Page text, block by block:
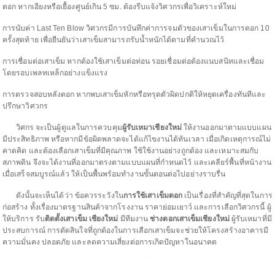
ตอก หากเอียงหรือเยื้องศูนย์เกิน 5 ซม. ต้องรีบแจ้งวิศวกรเพื่อวิเคราะห์ใหม่
การนับค่า Last Ten Blow วิศวกรมีการบันทึกค่าการจมตัวของเสาเข็มในการตอก 10
ครั้งสุดท้าย เพื่อยืนยันว่าเสาเข็มสามารถรับน้ำหนักได้ตามที่คำนวณไว้
การเชื่อมต่อเสาเข็ม หากต้องใช้เสาเข็มต่อท่อน รอยเชื่อมต่อต้องแนบสนิทและเชื่อม
โดยรอบเพลทเหล็กอย่างแข็งแรง
การตรวจสอบหลังตอก หากพบเสาเข็มหักหรือทรุดตัวผิดปกติให้หยุดเครื่องทันทีและ
ปรึกษาวิศวกร
วิศกร จะเป็นผู้ดูแลในการควบคุมผู้รับเหมาเชียงใหม่ให้งานออกมาตามแบบแผน
มีประสิทธิภาพ หรือหากมีข้อผิดพลาดจะได้แก้ไขงานได้ทันเวลา เมื่อเกิดเหตุการณ์ไม่
คาดคิด และต้องเลือกเสาเข็มที่มีคุณภาพ ใช้ใช้งานอย่างถูกต้อง และเหมาะสมกับ
สภาพดิน จึงจะได้งานที่ออกมาตรงตามแบบแผนที่กำหนดไว้ และเคลียร์พื้นที่หน้างาน
เมื่อเสร็จสมบูรณ์แล้ว ให้เป็นพื้นพร้อมทำงานขั้นตอนต่อไปอย่างราบรื่น
ดังนั้นจะเห็นได้ว่า ข้อควรระวังในการใช้เสาเข็มตอก เป็นเรื่องที่สำคัญที่สุดในการ
ก่อสร้าง ทั้งเรื่องมาตรฐานสินค้าจากโรงงาน ราคาย่อมเยาว์ และการเลือกวิศวกรนี้ ผู้
ให้บริการ รับติดตั้งเสาเข็ม เชียงใหม่ มีทีมงาน ช่างตอกเสาเข็มเชียงใหม่ผู้รับเหมาที่มี
ประสบการณ์ การตัดสินใจที่ถูกต้องในการเลือกเสาเข็มจะช่วยให้โครงสร้างอาคารมี
ความมั่นคง ปลอดภัย และลดความเสี่ยงต่อการเกิดปัญหาในอนาคต